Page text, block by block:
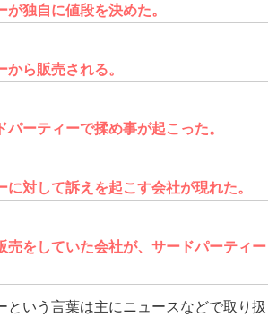
が独自に値段を決めた。
ら販売される。
パーティーで揉め事が起こった。
に対して訴えを起こす会社が現れた。
売をしていた会社が、サードパーティー
という言葉は主にニュースなどで取り扱